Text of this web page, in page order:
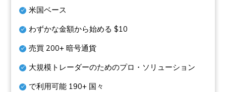
米国ベース
わずかな金額から始める$10
売買200+ 暗号通貨
大規模トレーダーのためのプロ・ソリューション
で利用可能 190+ 国々